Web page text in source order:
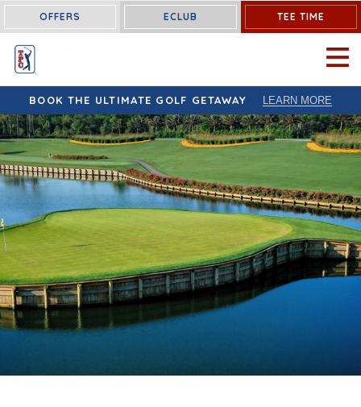
OFFERS ECLUB TEE TIME
OPEN
BOOK THE ULTIMATE GOLF GETAWAY LEARN MORE